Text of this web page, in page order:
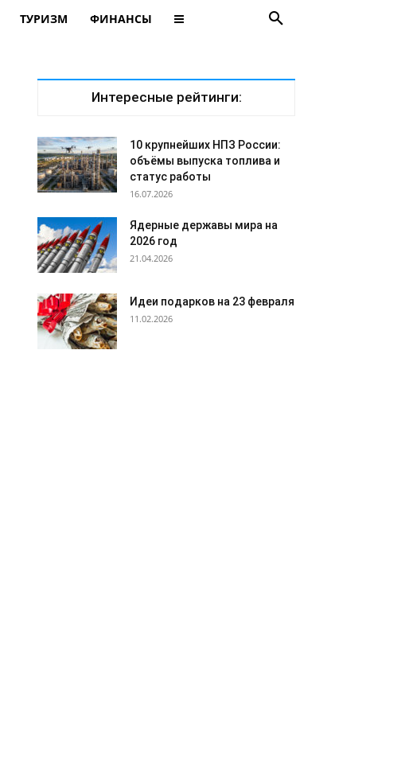
ТУРИЗМ ФИНАНСЫ
Интересные рейтинги:
10 крупнейших НПЗ России:
объёмы выпуска топлива и
статус работы
16.07.2026
Ядерные державы мира на
2026 год
21.04.2026
Идеи подарков на 23 февраля
11.02.2026